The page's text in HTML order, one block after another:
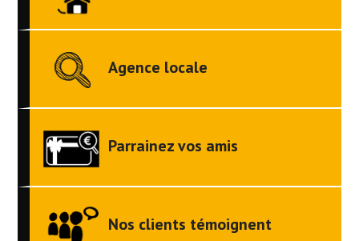
Agence locale
Parrainez vos amis
Nos clients témoignent